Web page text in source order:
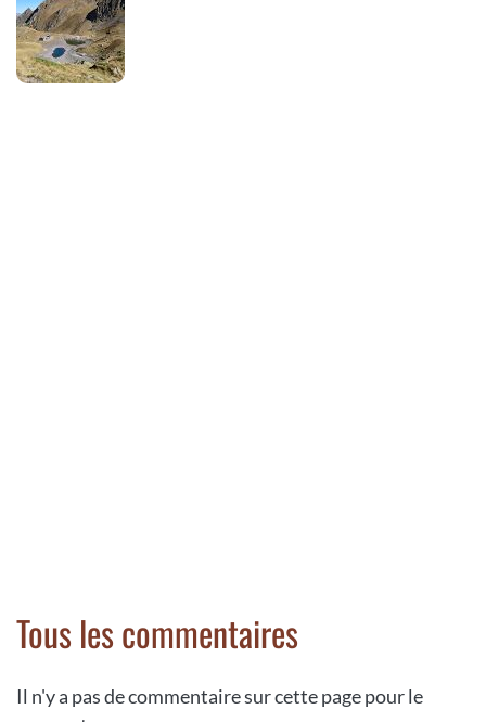
Tous les commentaires
Il n'y a pas de commentaire sur cette page pour le